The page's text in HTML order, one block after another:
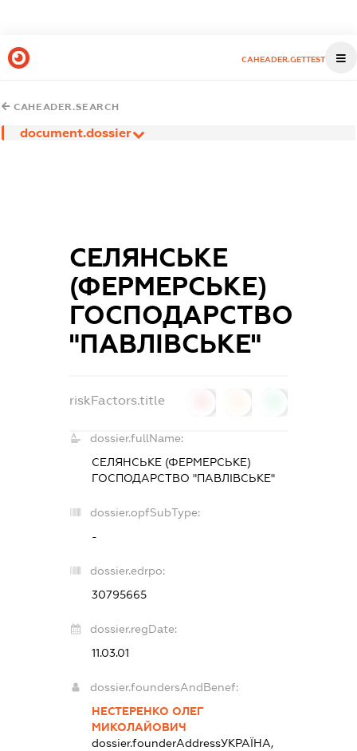
CAHEADER.GETTEST
CAHEADER.SEARCH
document.dossier
СЕЛЯНСЬКЕ
(ФЕРМЕРСЬКЕ)
ГОСПОДАРСТВО
"ПАВЛІВСЬКЕ"
riskFactors.title
dossier.fullName:
СЕЛЯНСЬКЕ (ФЕРМЕРСЬКЕ)
ГОСПОДАРСТВО "ПАВЛІВСЬКЕ"
dossier.opfSubType:
-
dossier.edrpo:
30795665
dossier.regDate:
11.03.01
dossier.foundersAndBenef:
НЕСТЕРЕНКО ОЛЕГ
МИКОЛАЙОВИЧ
dossier.founderAddressУКРАЇНА,